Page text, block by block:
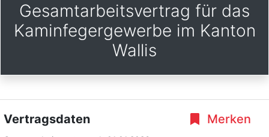
Gesamtarbeitsvertrag für das
Kaminfegergewerbe im Kanton
Wallis
Merken
Vertragsdaten